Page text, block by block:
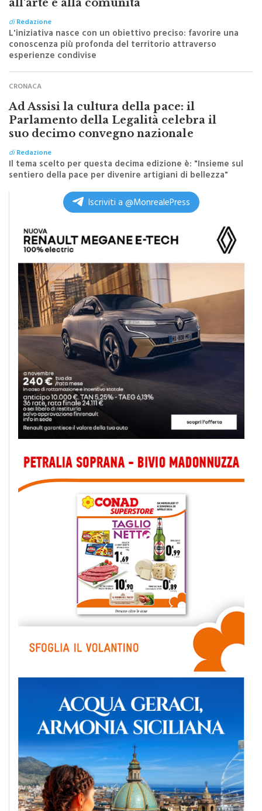
diRedazione
L'iniziativa nasce con un obiettivo preciso: favorire una
conoscenza più profonda del territorio attraverso
esperienze condivise
CRONACA
Ad Assisi la cultura della pace: il
Parlamento della Legalità celebra il
suo decimo convegno nazionale
diRedazione
Il tema scelto per questa decima edizione è: "Insieme sul
sentiero della pace per divenire artigiani di bellezza"
Iscriviti a @MonrealePress